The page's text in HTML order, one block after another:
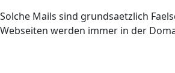
Solche Mails sind grundsaetzlich
Webseiten werden immer in der